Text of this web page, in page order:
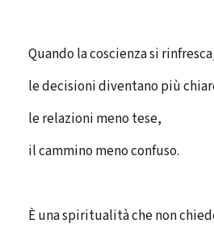
Quando la coscienza si
le decisioni diventano più
le relazioni meno tese,
il cammino meno confuso.
È una spiritualità che non